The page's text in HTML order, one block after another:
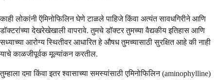
काही लोकांनी ऍमिनोफिलिन घेणे टाळले पाहिजे किंवा अत्यंत सावधगिरीने आणि
डॉक्टरांच्या देखरेखेखाली वापरावे. तुमचे डॉक्टर तुमच्या वैद्यकीय इतिहास आणि
सध्याच्या आरोग्य स्थितीवर आधारित हे औषध तुमच्यासाठी सुरक्षित आहे की नाही
याचे काळजीपूर्वक मूल्यांकन करतील.
तुम्हाला दमा किंवा इतर श्वासाच्या समस्यांसाठी एमिनोफिलिन (aminophylline)